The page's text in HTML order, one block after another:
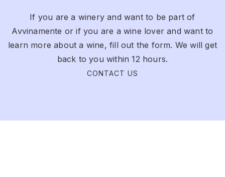
If you are a winery and want to be part of
Avvinamente or if you are a wine lover and want to
learn more about a wine, fill out the form. We will get
back to you within 12 hours.
CONTACT US